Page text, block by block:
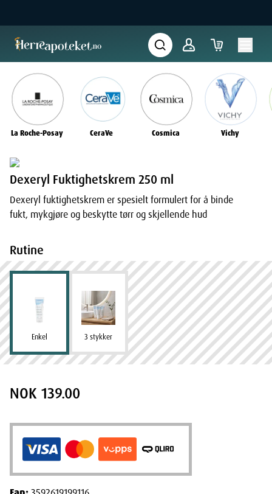
La Roche-Posay CeraVe Cosmica Vichy
Dexeryl Fuktighetskrem 250 ml
Dexeryl fuktighetskrem er spesielt formulert for å binde
fukt, mykgjøre og beskytte tørr og skjellende hud
Rutine
Enkel 3 stykker
NOK 139.00